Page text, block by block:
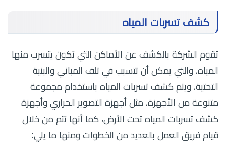
كشف تسربات المياه
تقوم الشركة بالكشف عن الأماكن التي تكون يتسرب منها
المياه، والتي يمكن أن تتسبب في تلف المباني والبنية
التحتية، ويتم كشف تسربات المياه باستخدام مجموعة
متنوعة من الأجهزة، مثل أجهزة التصوير الحراري وأجهزة
كشف تسربات المياه تحت الأرض، كما أنها تتم من خلال
قيام فريق العمل بالعديد من الخطوات ومنها ما يلي: